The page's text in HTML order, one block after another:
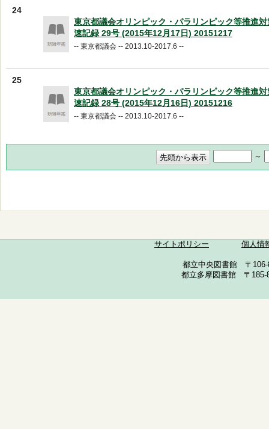
24
東京都議会オリンピック・パラリンピック等推進
速記録 29号 (2015年12月17日) 20151217
-- 東京都議会 -- 2013.10-2017.6 --
25
東京都議会オリンピック・パラリンピック等推進
速記録 28号 (2015年12月16日) 20151216
-- 東京都議会 -- 2013.10-2017.6 --
～
サイトポリシー 個人情
都立中央図書館 〒
都立多摩図書館 〒185-